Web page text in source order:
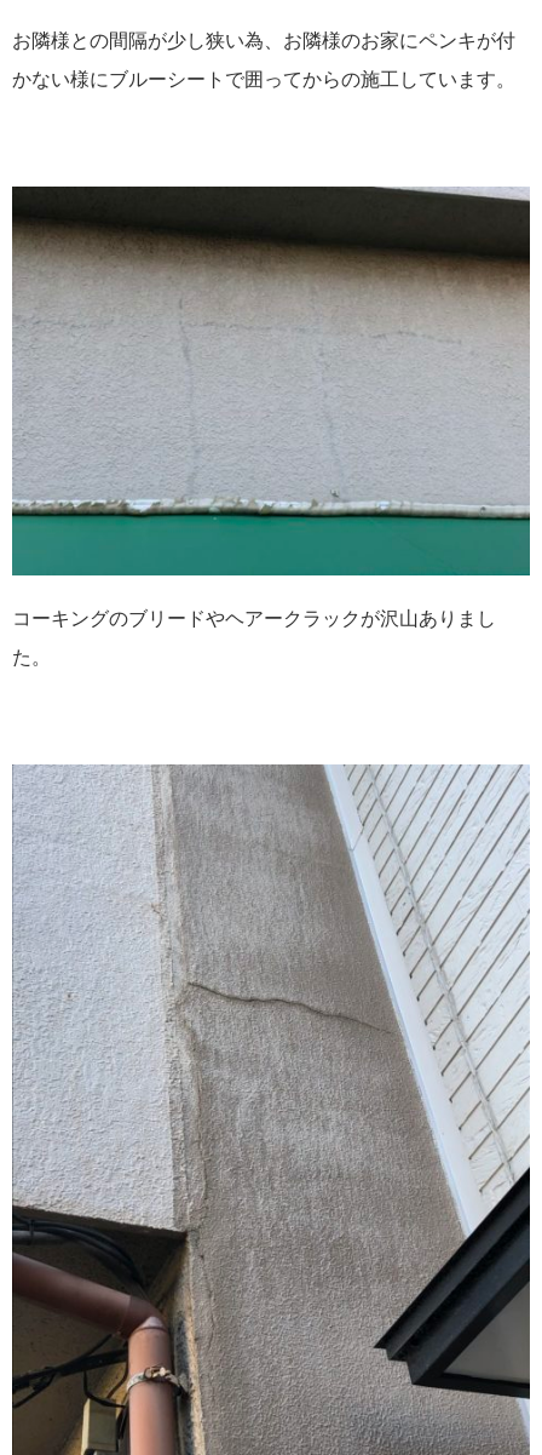
お隣様との間隔が少し狭い為、お隣様のお家にペンキが付
かない様にブルーシートで囲ってからの施工しています。
コーキングのブリードやヘアークラックが沢山ありまし
た。